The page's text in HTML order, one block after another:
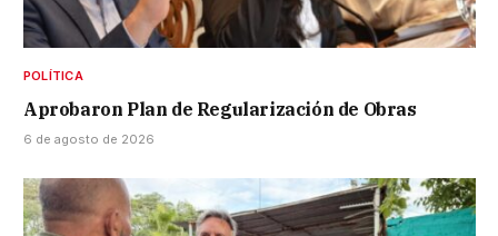
POLÍTICA
Aprobaron Plan de Regularización de Obras
6 de agosto de 2026